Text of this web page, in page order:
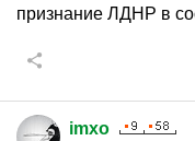
признание ЛДНР в
imxo